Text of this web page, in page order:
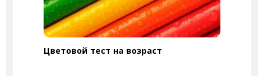
Цветовой тест на возраст